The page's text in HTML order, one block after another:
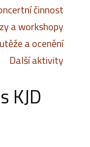
činnost
a workshopy
a ocenění
Další aktivity